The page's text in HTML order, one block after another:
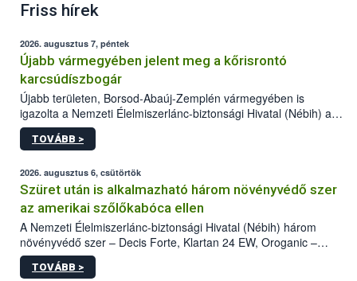
Friss hírek
2026. augusztus 7, péntek
Újabb vármegyében jelent meg a kőrisrontó
karcsúdíszbogár
Újabb területen, Borsod-Abaúj-Zemplén vármegyében is
igazolta a Nemzeti Élelmiszerlánc-biztonsági Hivatal (Nébih) a
kőrisrontó karcsúdíszbogár (Agrilus planipennis) jelenlétét. A
kártevőt nem csak színcsapdában találták meg, de már fertőzött
az intenzív felderítést, emellett az intézkedéseket a szlovák
hatósággal is összehangolják a terjedés megállítása érdekében.
TOVÁBB >
2026. augusztus 6, csütörtök
Szüret után is alkalmazható három növényvédő szer
az amerikai szőlőkabóca ellen
A Nemzeti Élelmiszerlánc-biztonsági Hivatal (Nébih) három
növényvédő szer – Decis Forte, Klartan 24 EW, Oroganic –
engedélyokiratát módosította, így azok a szüretet követően,
egészen a vesszőérettség (BBCH 91) stádiumáig
TOVÁBB >